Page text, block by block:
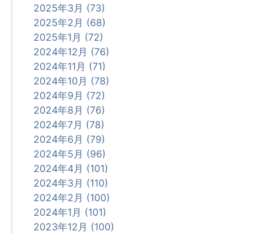
2025年3月 (73)
2025年2月 (68)
2025年1月 (72)
2024年12月 (76)
2024年11月 (71)
2024年10月 (78)
2024年9月 (72)
2024年8月 (76)
2024年7月 (78)
2024年6月 (79)
2024年5月 (96)
2024年4月 (101)
2024年3月 (110)
2024年2月 (100)
2024年1月 (101)
2023年12月 (100)